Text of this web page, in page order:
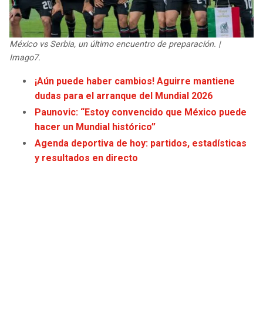
TEXANS
COLTS
TITANS
COWBOYS
GIANTS
HEAT
MAGIC
WARRIORS
CLIPPERS
LAKERS
México vs Serbia, un último encuentro de preparación. |
Imago7.
¡Aún puede haber cambios! Aguirre mantiene
dudas para el arranque del Mundial 2026
Paunovic: “Estoy convencido que México puede
hacer un Mundial histórico”
Agenda deportiva de hoy: partidos, estadísticas
y resultados en directo